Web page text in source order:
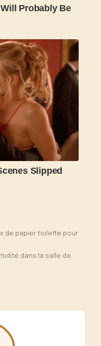
de papier toilette pour
dans la salle de